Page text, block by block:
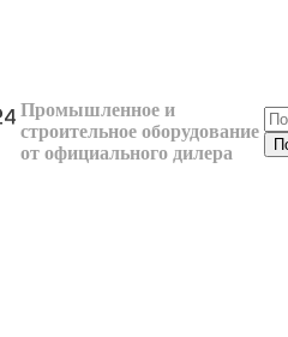
Промышленное и
строительное оборудование
от официального дилера